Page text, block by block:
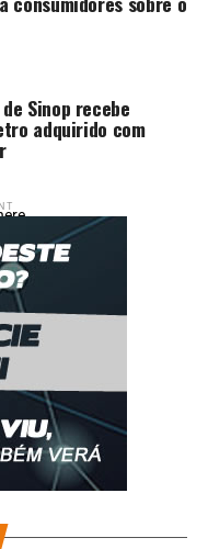
Sinop recebe
adquirido com